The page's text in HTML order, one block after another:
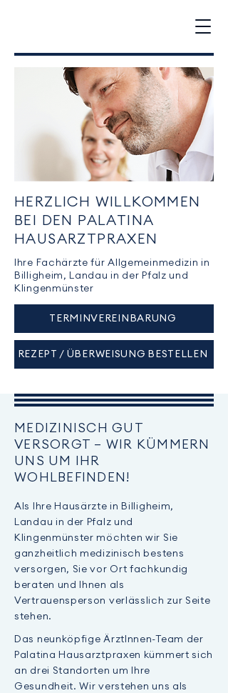
HERZLICH WILLKOMMEN
BEI DEN PALATINA
HAUSARZTPRAXEN
Ihre Fachärzte für Allgemeinmedizin in
Billigheim, Landau in der Pfalz und
Klingenmünster
TERMINVEREINBARUNG
REZEPT / ÜBERWEISUNG BESTELLEN
MEDIZINISCH GUT
VERSORGT – WIR KÜMMERN
UNS UM IHR
WOHLBEFINDEN!
Als Ihre Hausärzte in Billigheim,
Landau in der Pfalz und
Klingenmünster möchten wir Sie
ganzheitlich medizinisch bestens
versorgen, Sie vor Ort fachkundig
beraten und Ihnen als
Vertrauensperson verlässlich zur Seite
stehen.
Das neunköpfige ÄrztInnen-Team der
Palatina Hausarztpraxen kümmert sich
an drei Standorten um Ihre
Gesundheit. Wir verstehen uns als